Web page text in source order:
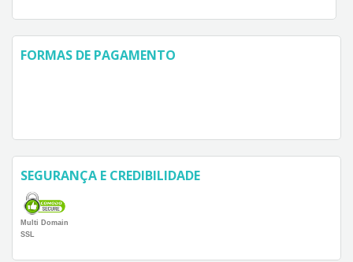
FORMAS DE PAGAMENTO
SEGURANÇA E CREDIBILIDADE
Multi Domain
SSL